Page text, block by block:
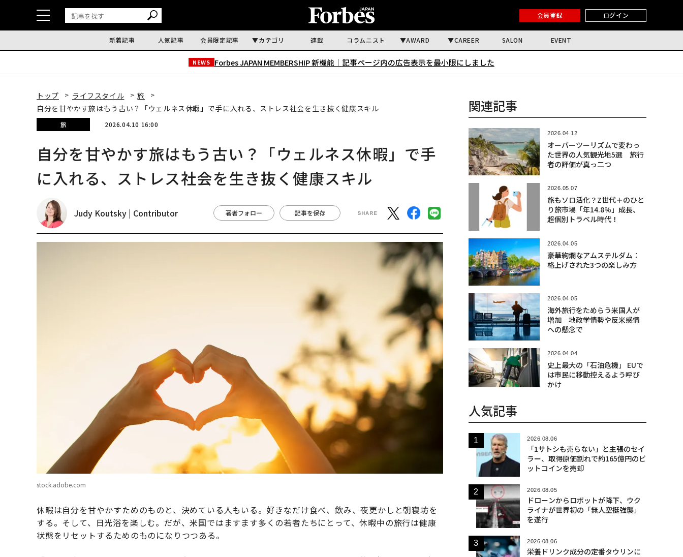
会員登録 ログイン
新着記事 人気記事 会員限定記事 カテゴリ 連載 コラムニスト AWARD CAREER SALON EVENT
NEWS Forbes JAPAN MEMBERSHIP 新機能｜ 記事ページ内の広告表示を最小限にしました
トップ ライフスタイル
旅
自分を甘やかす旅はもう古い？「ウェルネス休暇」で手に入れる、ストレス社会を生き抜く健康スキル
旅 2026.04.10 16:00
自分を甘やかす旅はもう古い？「ウェルネス休暇」で手
に入れる、ストレス社会を生き抜く健康スキル
Judy Koutsky | Contributor 著者フォロー 記事を保存
stock.adobe.com
休暇は自分を甘やかすためのものと、決めている人もいる。好きなだけ食べ、飲み、夜更かしと朝寝坊を
する。そして、日光浴を楽しむ。だが、米国ではますます多くの若者たちにとって、休暇中の旅行は健康
状態をリセットするためのものになりつつある。
関連記事
2026.04.12
オーバーツーリズムで変わっ
た世界の人気観光地5選 旅行
者の評価が真っ二つ
2026.05.07
旅もソロ活化？Z世代＋のひと
り旅市場「年14.8%」成長、
超個別トラベル時代！
2026.04.05
豪華絢爛なアムステルダム：
格上げされた3つの楽しみ方
2026.04.05
海外旅行をためらう米国人が
増加 地政学情勢や反米感情
への懸念で
2026.04.04
史上最大の「石油危機」 EUで
は市民に移動控えるよう呼び
かけ
人気記事
2026.08.06
「1サトシも売らない」と主張のセイ
ラー、取得原価割れで約165億円のビ
ットコインを売却
2026.08.05
ドローンからロボットが降下、ウク
ライナが世界初の「無人空挺強襲」
を遂行
2026.08.06
栄養ドリンク成分の定番タウリンに